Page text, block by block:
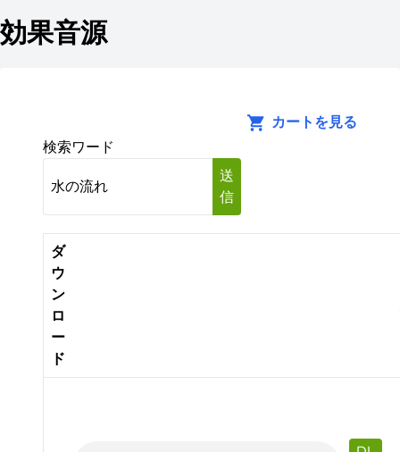
効果音源
カートを見る
検索ワード
送
信
ダ
ウ
ン
ロ
ー
ド